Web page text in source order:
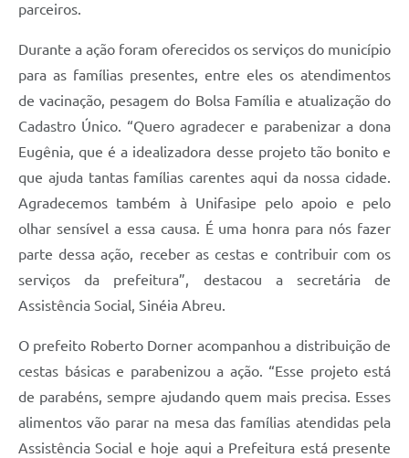
parceiros.
Durante a ação foram oferecidos os serviços do município
para as famílias presentes, entre eles os atendimentos
de vacinação, pesagem do Bolsa Família e atualização do
Cadastro Único. “Quero agradecer e parabenizar a dona
Eugênia, que é a idealizadora desse projeto tão bonito e
que ajuda tantas famílias carentes aqui da nossa cidade.
Agradecemos também à Unifasipe pelo apoio e pelo
olhar sensível a essa causa. É uma honra para nós fazer
parte dessa ação, receber as cestas e contribuir com os
serviços da prefeitura”, destacou a secretária de
Assistência Social, Sinéia Abreu.
O prefeito Roberto Dorner acompanhou a distribuição de
cestas básicas e parabenizou a ação. “Esse projeto está
de parabéns, sempre ajudando quem mais precisa. Esses
alimentos vão parar na mesa das famílias atendidas pela
Assistência Social e hoje aqui a Prefeitura está presente